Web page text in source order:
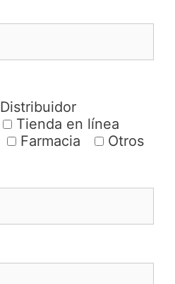
Distribuidor
Tienda en línea
Farmacia Otros